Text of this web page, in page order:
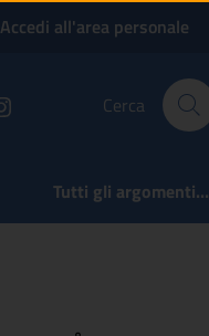
Accedi all'area personale
Cerca
Tutti gli argomenti...